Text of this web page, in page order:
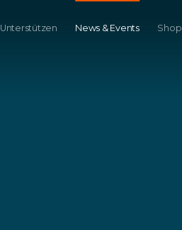
Unterstützen News & Events Shop